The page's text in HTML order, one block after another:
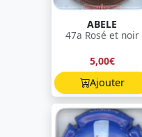
ABELE
47a Rosé et noir
5,00€
Ajouter